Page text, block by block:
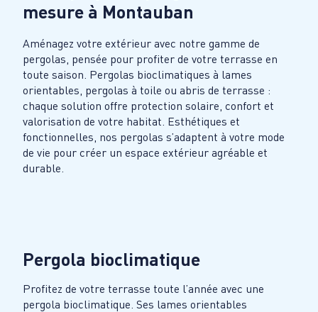
mesure à Montauban
Aménagez votre extérieur avec notre gamme de
pergolas, pensée pour profiter de votre terrasse en
toute saison. Pergolas bioclimatiques à lames
orientables, pergolas à toile ou abris de terrasse :
chaque solution offre protection solaire, confort et
valorisation de votre habitat. Esthétiques et
fonctionnelles, nos pergolas s’adaptent à votre mode
de vie pour créer un espace extérieur agréable et
durable.
Pergola bioclimatique
Profitez de votre terrasse toute l’année avec une
pergola bioclimatique. Ses lames orientables